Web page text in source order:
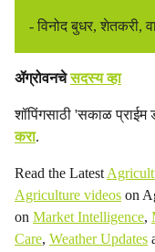
- विनोद बुधर, शेतकरी,
ॲग्रोवनचेसदस्य व्हा
शॉपिंगसाठी 'सकाळ प्राईम
करा.
Read the Latest
Agriculture videos on
on Market Intelligence,
Care, Weather Updates